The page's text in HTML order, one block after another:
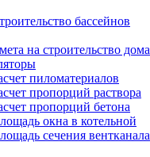
бассейнов
на строительство дома
пиломатериалов
пропорций раствора
пропорций бетона
окна в котельной
сечения вентканала